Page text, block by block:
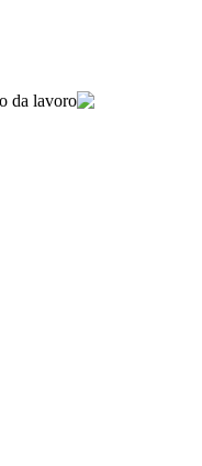
da lavoro